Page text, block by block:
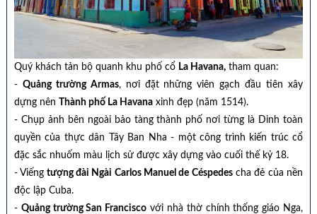
Quý khách tản bộ quanh khu phố cổ La Havana,tham quan:
- Quảng trường Armas, nơi đặt những viên gạch đầu tiên xây
dựng nên
Thành phố La Havanaxinh đẹp (năm 1514).
- Chụp ảnh bên ngoài bảo tàng thành phố nơi từng là Dinh toàn
quyền của thực dân Tây Ban Nha - một công trình kiến trúc cổ
đặc sắc nhuốm màu lịch sử được xây dựng vào cuối thế kỷ 18.
- Viếng tượng đài Ngài Carlos Manuel de Céspedescha đẻ của nền
độc lập Cuba.
- Quảng trường San Francisco với nhà thờ chính thống giáo Nga,